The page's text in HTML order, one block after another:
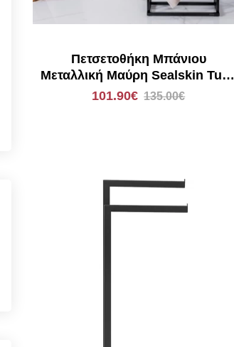
Πετσετοθήκη Μπάνιου
Μεταλλική Μαύρη Sealskin Tube
800198
101.90€ 135.00€